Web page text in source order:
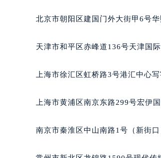
厦门市思明区湖滨
成都市锦江区人民
长沙市芙蓉区定王
太原市迎泽区解放
沈阳市沈河区中街
温州市鹿城区锦绣
北京市朝阳区建国门外大街甲6号
天津市和平区赤峰道136号天津国
上海市徐汇区虹桥路3号港汇中心
上海市黄浦区南京东路299号宏伊
南京市秦淮区中山南路1号（新街